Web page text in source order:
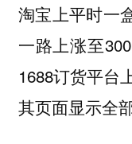
淘宝上平时一
一路上涨至
1688订货平台
其页面显示全